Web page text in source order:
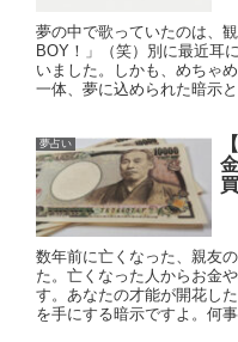
夢の中で歌っていたのは、
BOY！」（笑）別に最近耳
いました。しかも、めちゃ
一体、夢に込められた暗示
夢占い
数年前に亡くなった、親友
た。亡くなった人からお金
す。あなたの才能が開花し
を手にする暗示ですよ。何